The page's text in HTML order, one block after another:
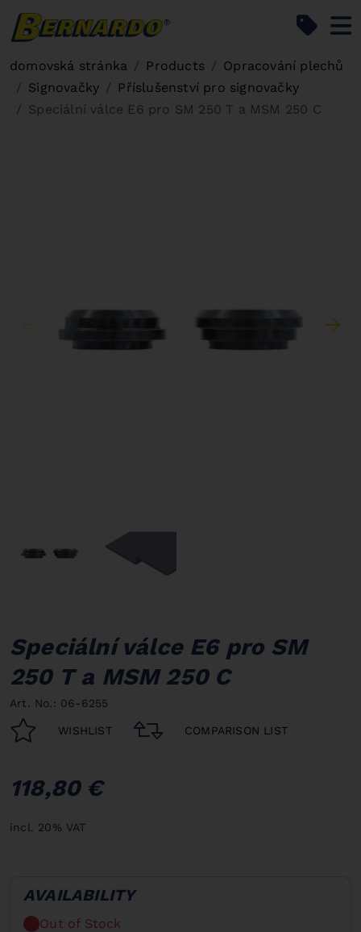
domovská stránka Products
Opracování plechů
Signovačky
Příslušenství pro signovačky
Speciální válce E6 pro SM 250 T a MSM 250 C
Speciální válce E6 pro SM
250 T a MSM 250 C
Art. No.: 06-6255
WISHLIST COMPARISON LIST
118,80 €
incl. 20% VAT
AVAILABILITY
Out of Stock